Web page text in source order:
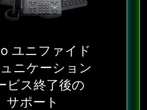
ユニファイド
ニケーション
ビス終了後の
サポート